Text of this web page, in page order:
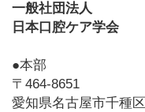
一般社団法人
日本口腔ケア学会
●本部
〒464-8651
愛知県名古屋市千種